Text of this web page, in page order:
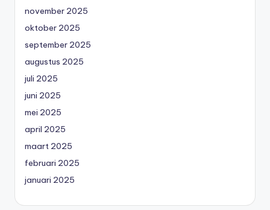
november 2025
oktober 2025
september 2025
augustus 2025
juli 2025
juni 2025
mei 2025
april 2025
maart 2025
februari 2025
januari 2025